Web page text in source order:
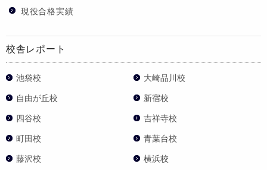
現役合格実績
校舎レポート
池袋校 大崎品川校
自由が丘校 新宿校
四谷校 吉祥寺校
町田校 青葉台校
藤沢校 横浜校